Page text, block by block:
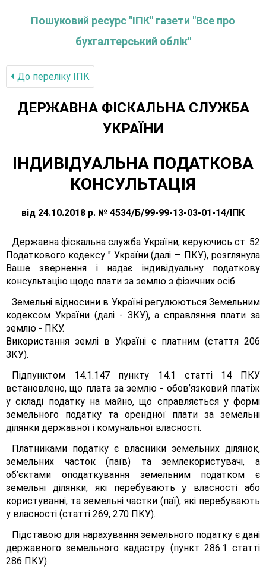
Пошуковий ресурс "ІПК" газети "Все про
бухгалтерський облік"
До переліку IПК
ДЕРЖАВНА ФІСКАЛЬНА СЛУЖБА
УКРАЇНИ
ІНДИВІДУАЛЬНА ПОДАТКОВА
КОНСУЛЬТАЦІЯ
від 24.10.2018 р. № 4534/Б/99-99-13-03-01-14/ІПК
Державна фіскальна служба України, керуючись ст. 52
Податкового кодексу " України (далі — ПКУ), розглянула
Ваше звернення і надає індивідуальну податкову
консультацію щодо плати за землю з фізичних осіб.
Земельні відносини в Україні регулюються Земельним
кодексом України (далі - ЗКУ), а справляння плати за
землю - ПКУ.
Використання землі в Україні є платним (стаття 206
ЗКУ).
Підпунктом 14.1.147 пункту 14.1 статті 14 ПКУ
встановлено, що плата за землю - обов’язковий платіж
у складі податку на майно, що справляється у формі
земельного податку та орендної плати за земельні
ділянки державної і комунальної власності.
Платниками податку є власники земельних ділянок,
земельних часток (паїв) та землекористувачі, а
об’єктами оподаткування земельним податком є
земельні ділянки, які перебувають у власності або
користуванні, та земельні частки (паї), які перебувають
у власності (статті 269, 270 ПКУ).
Підставою для нарахування земельного податку є дані
державного земельного кадастру (пункт 286.1 статті
286 ПКУ).